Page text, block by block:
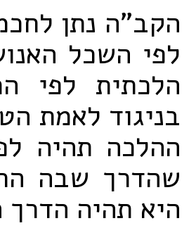
הקב"ה נתן
לפי השכל
הלכתית לפי
בניגוד לאמת
ההלכה תהיה
שהדרך שבה
היא תהיה